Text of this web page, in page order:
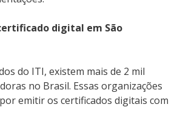
digital em São
do ITI, existem mais de 2 mil
no Brasil. Essas organizações
emitir os certificados digitais com